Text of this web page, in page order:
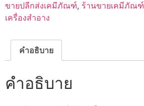
ขายปลีกส่งเคมีภัณฑ์, ร้านขายเคมีภัณฑ์
เครื่องสำอาง
คำอธิบาย
คำอธิบาย